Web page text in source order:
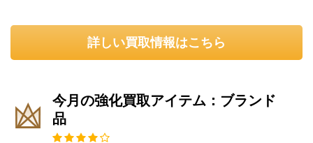
詳しい買取情報はこちら
今月の強化買取アイテム：ブランド
品